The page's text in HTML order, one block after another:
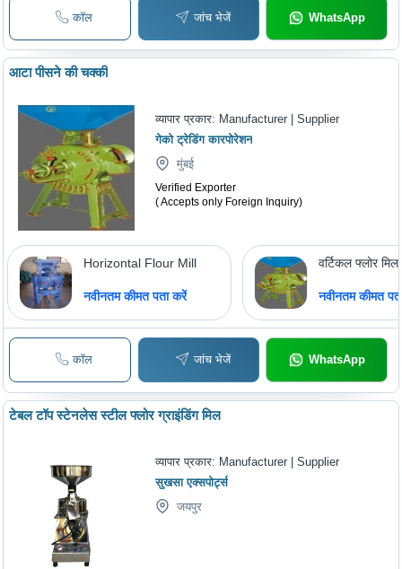
कॉल जांच भेजें WhatsApp
आटा पीसने की चक्की
व्यापार प्रकार: Manufacturer | Supplier
गेको ट्रेडिंग कारपोरेशन
मुंबई
Verified Exporter
( Accepts only Foreign Inquiry)
Horizontal Flour Mill
नवीनतम कीमत पता करें
वर्टिकल फ्लोर मिल
नवीनतम कीमत
कॉल जांच भेजें WhatsApp
टेबल टॉप स्टेनलेस स्टील फ्लोर ग्राइंडिंग मिल
व्यापार प्रकार: Manufacturer | Supplier
सुखसा एक्सपोर्ट्स
जयपुर